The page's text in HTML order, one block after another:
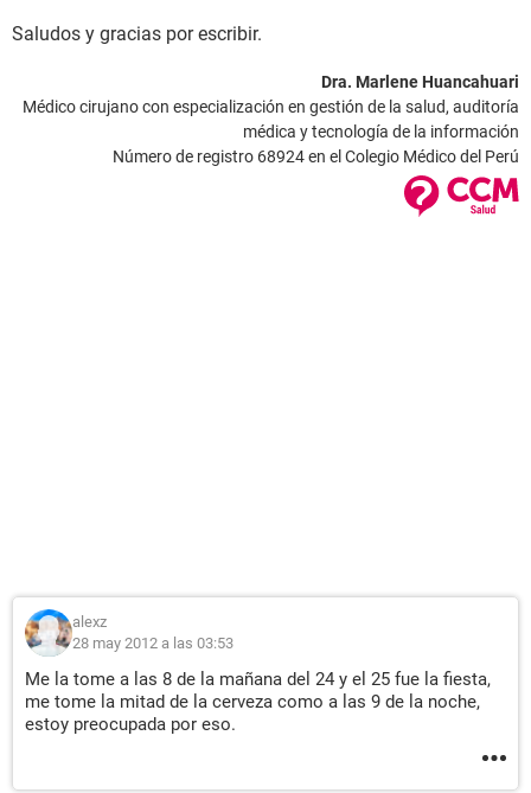
Saludos y gracias por escribir.
Dra. Marlene Huancahuari
Médico cirujano con especialización en gestión de la salud, auditoría
médica y tecnología de la información
Número de registro 68924 en el Colegio Médico del Perú
alexz
28 may 2012 a las 03:53
Me la tome a las 8 de la mañana del 24 y el 25 fue la fiesta,
me tome la mitad de la cerveza como a las 9 de la noche,
estoy preocupada por eso.